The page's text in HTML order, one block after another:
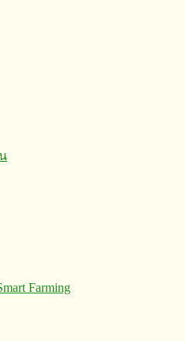
Farming